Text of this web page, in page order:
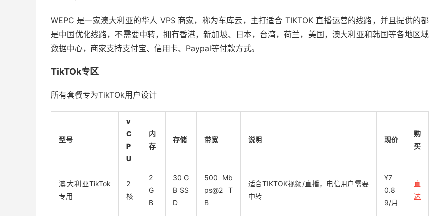
WEPC 是一家澳大利亚的华人 VPS 商家，称为车库云，主打适合 TIKTOK 直播运营的线路，并且提供的都
是中国优化线路，不需要中转，拥有香港，新加坡、日本，台湾，荷兰，美国，澳大利亚和韩国等各地区域
数据中心，商家支持支付宝、信用卡、Paypal等付款方式。
TikTOk专区
所有套餐专为TikTOk用户设计
型号
v
C
P
U
内
存
存储 带宽 说明 现价
购
买
澳大利亚TikTok
专用
2
核
2
G
B
30 G
B SS
D
500 Mb
ps@2 T
B
适合TIKTOK视频/直播，电信用户需要
中转
¥7
0.8
9/月
直
达